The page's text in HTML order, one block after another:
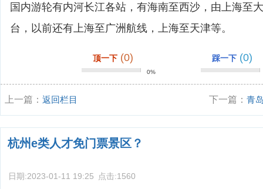
国内游轮有内河长江各站，有海南至西沙，由上海至
台，以前还有上海至广洲航线，上海至天津等。
顶一下 (0)
0%
踩一下 (0)
上一篇： 返回栏目 下一篇：青
杭州e类人才免门票景区？
日期:2023-01-11 19:25 点击:1560